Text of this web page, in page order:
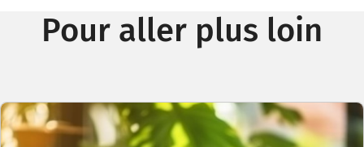
Pour aller plus loin